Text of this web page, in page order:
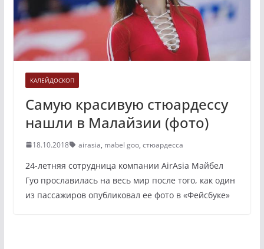
КАЛЕЙДОСКОП
Самую красивую стюардессу
нашли в Малайзии (фото)
18.10.2018 airasia, mabel goo, стюардесса
24-летняя сотрудница компании AirAsia Майбел
Гуо прославилась на весь мир после того, как один
из пассажиров опубликовал ее фото в «Фейсбуке»